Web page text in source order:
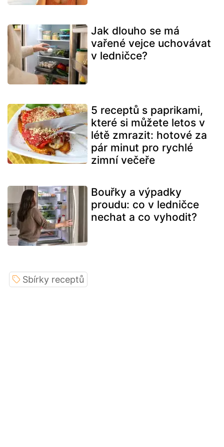
Jak dlouho se má
vařené vejce uchovávat
v ledničce?
5 receptů s paprikami,
které si můžete letos v
létě zmrazit: hotové za
pár minut pro rychlé
zimní večeře
Bouřky a výpadky
proudu: co v ledničce
nechat a co vyhodit?
Sbírky receptů